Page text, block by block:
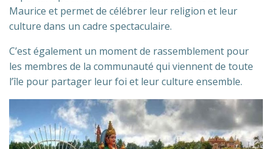
Maurice et permet de célébrer leur religion et leur
culture dans un cadre spectaculaire.
C’est également un moment de rassemblement pour
les membres de la communauté qui viennent de toute
l’île pour partager leur foi et leur culture ensemble.